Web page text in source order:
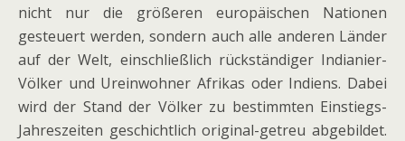
nicht nur die größeren europäischen Nationen
gesteuert werden, sondern auch alle anderen Länder
auf der Welt, einschließlich rückständiger Indianier-
Völker und Ureinwohner Afrikas oder Indiens. Dabei
wird der Stand der Völker zu bestimmten Einstiegs-
Jahreszeiten geschichtlich original-getreu abgebildet.